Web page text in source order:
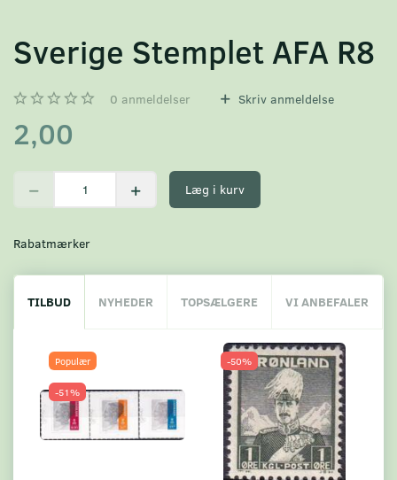
Sverige Stemplet AFA R8
0 anmeldelser Skriv anmeldelse
2,00
Læg i kurv
Rabatmærker
TILBUD NYHEDER TOPSÆLGERE VI ANBEFALER
Populær
-51%
-50%